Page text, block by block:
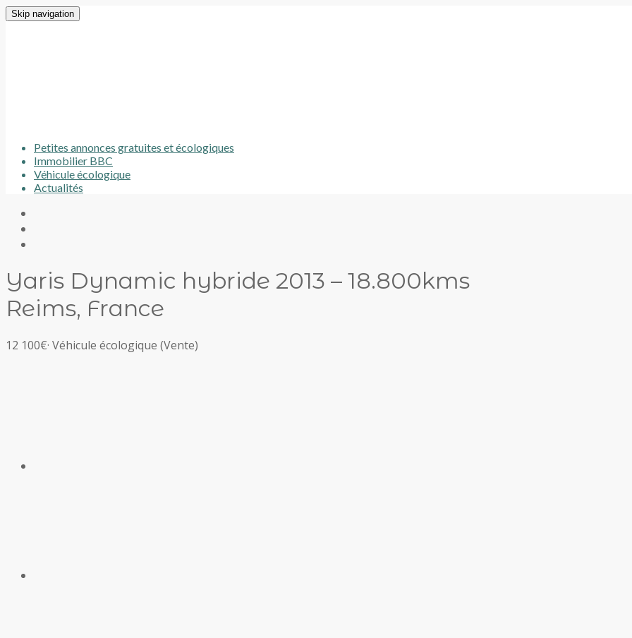
Skip navigation
Petites annonces gratuites et écologiques
Immobilier BBC
Véhicule écologique
Actualités
Yaris Dynamic hybride 2013 – 18.800kms
Reims, France
12 100€· Véhicule écologique (Vente)